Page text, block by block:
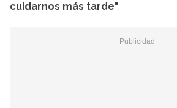
cuidarnos más tarde".